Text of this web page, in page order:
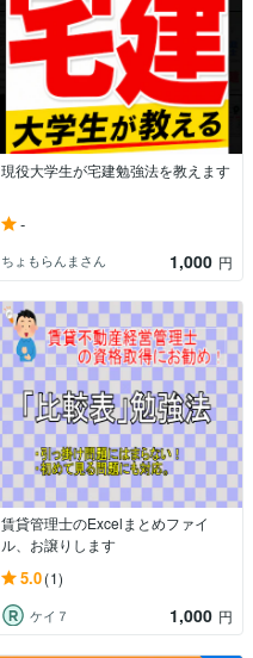
現役大学生が宅建勉強法を教えます
-
ちょもらんまさん 1,000 円
賃貸管理士のExcelまとめファイ
ル、お譲りします
5.0(1)
ケイ７ 1,000 円